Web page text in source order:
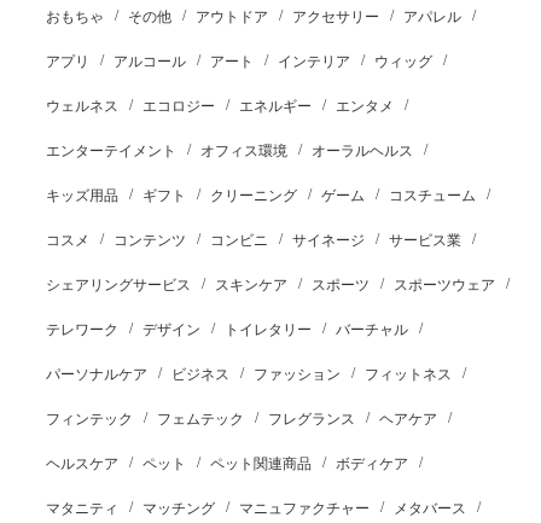
おもちゃ その他 アウトドア アクセサリー アパレル
アプリ アルコール アート インテリア ウィッグ
ウェルネス エコロジー エネルギー エンタメ
エンターテイメント オフィス環境 オーラルヘルス
キッズ用品 ギフト クリーニング ゲーム コスチューム
コスメ コンテンツ コンビニ サイネージ サービス業
シェアリングサービス スキンケア スポーツ スポーツウェア
テレワーク デザイン トイレタリー バーチャル
パーソナルケア ビジネス ファッション フィットネス
フィンテック フェムテック フレグランス ヘアケア
ヘルスケア ペット ペット関連商品 ボディケア
マタニティ マッチング マニュファクチャー メタバース